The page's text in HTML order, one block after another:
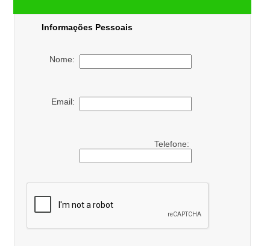
Informações Pessoais
Nome:
Email:
Telefone: